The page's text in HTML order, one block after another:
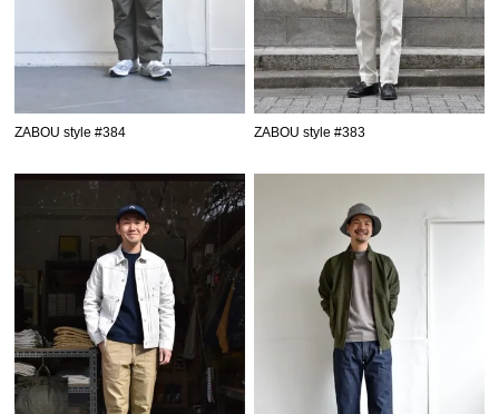
ZABOU style #384 ZABOU style #383